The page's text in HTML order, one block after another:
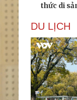
thức di
DU LỊCH